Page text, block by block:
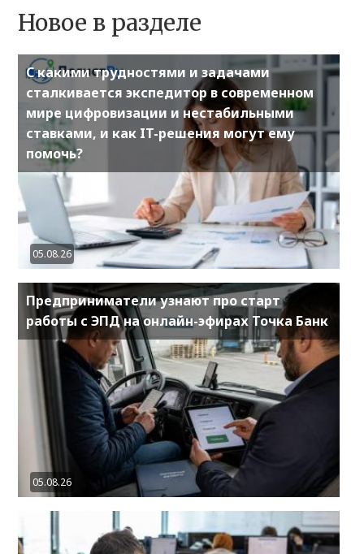
Новое в разделе
С какими трудностями и задачами
сталкивается экспедитор в современном
мире цифровизации и нестабильными
ставками, и как IT-решения могут ему
помочь?
05.08.26
Предприниматели узнают про старт
работы с ЭПД на онлайн-эфирах Точка Банк
05.08.26